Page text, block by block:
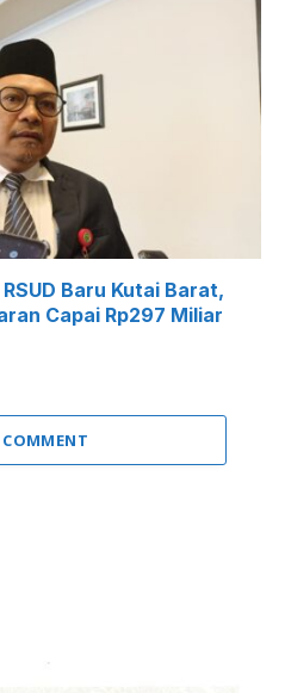
Baru Kutai Barat,
Capai Rp297 Miliar